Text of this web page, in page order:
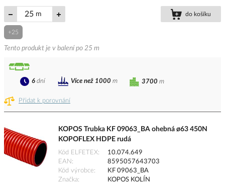
m do košíku
+25
Tento produkt je v balení po 25 m
Přidat k porovnání
3700 m
6 dní Více než 1000 m
KOPOS Trubka KF 09063_BA ohebná ø63 450N
KOPOFLEX HDPE rudá
Kód ELFETEX
10.074.649
EAN
8595057643703
Kód výrobce
KF 09063_BA
Značka
KOPOS KOLÍN